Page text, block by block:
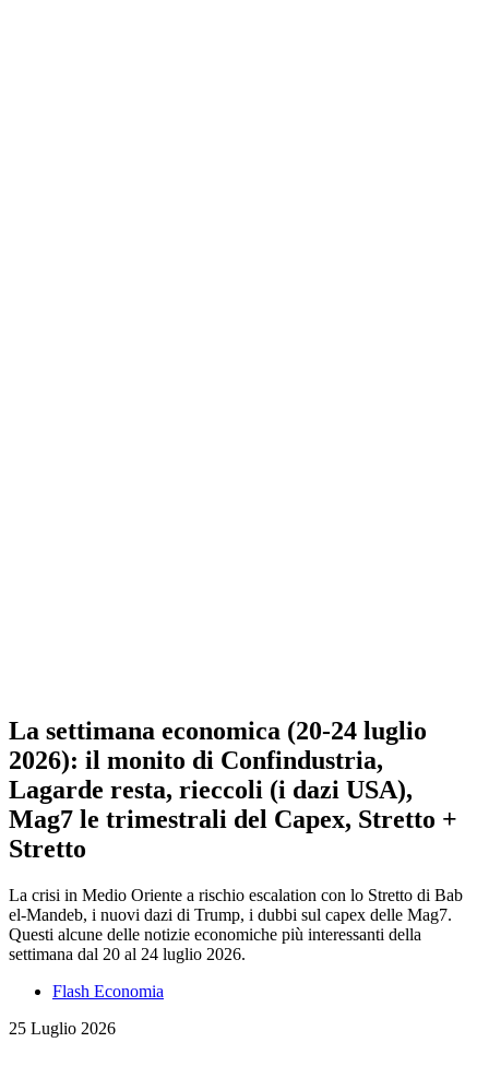
La settimana economica (20-24 luglio
2026): il monito di Confindustria,
Lagarde resta, rieccoli (i dazi USA),
Mag7 le trimestrali del Capex, Stretto +
Stretto
La crisi in Medio Oriente a rischio escalation con lo Stretto di Bab
el-Mandeb, i nuovi dazi di Trump, i dubbi sul capex delle Mag7.
Questi alcune delle notizie economiche più interessanti della
settimana dal 20 al 24 luglio 2026.
Flash Economia
25 Luglio 2026